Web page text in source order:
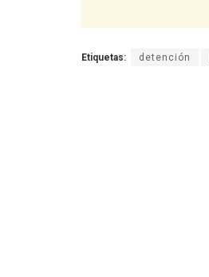
Etiquetas: detención